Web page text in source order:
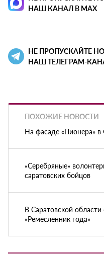
НАШ КАНАЛ В MAX
НЕ ПРОПУСКАЙТЕ
НАШ ТЕЛЕГРАМ-
ПОХОЖИЕ НОВОСТИ
На фасаде «Пионера» в
«Серебряные»
саратовских бойцов
В Саратовской области
«Ремесленник года»